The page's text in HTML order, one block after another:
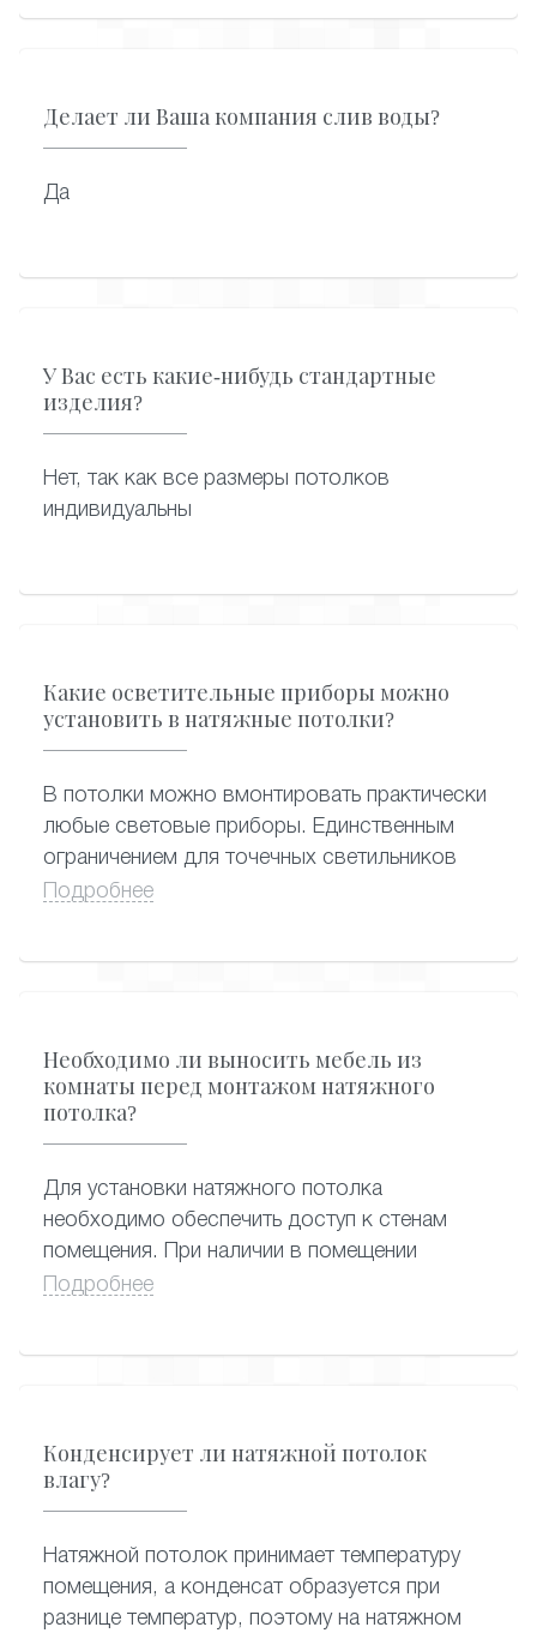
Делает ли Ваша компания слив воды?
Да
У Вас есть какие-нибудь стандартные
изделия?
Нет, так как все размеры потолков
индивидуальны
Какие осветительные приборы можно
установить в натяжные потолки?
В потолки можно вмонтировать практически
любые световые приборы. Единственным
ограничением для точечных светильников
является их мощность (нагрев). Во избежание
Энергосберегающие лампы можно
использовать любой мощности.
Подробнее
Необходимо ли выносить мебель из
комнаты перед монтажом натяжного
потолка?
Для установки натяжного потолка
необходимо обеспечить доступ к стенам
помещения. При наличии в помещении
высокой мебели (шкафы, стенки), между ее
из помещения до начала работ. Если мебель
Подробнее
Конденсирует ли натяжной потолок
влагу?
Натяжной потолок принимает температуру
помещения, а конденсат образуется при
разнице температур, поэтому на натяжном